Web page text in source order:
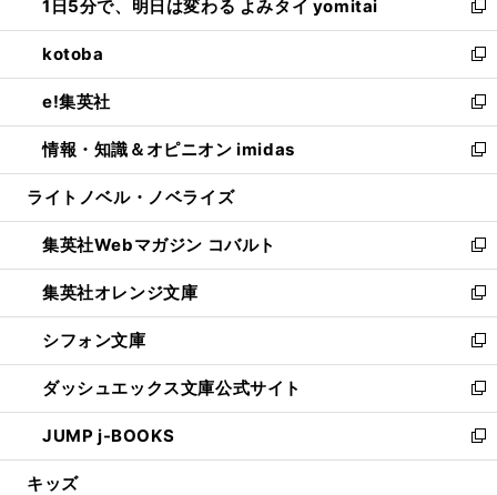
で
開
く
ド
ウ
で
開
く
ィ
ン
ド
ウ
で
開
く
い
ウ
ィ
ン
ド
ウ
で
開
1日5分で、明日は変わる よみタイ yomitai
新
し
い
ウ
ィ
ン
ド
ウ
開
く
kotoba
新
し
い
ウ
ィ
ン
ウ
で
開
く
e!集英社
新
し
い
ウ
ン
ド
ウ
で
開
く
情報・知識＆オピニオン imidas
新
し
ウ
ィ
ン
ド
ウ
で
開
く
ライトノベル・ノベライズ
集英社Webマガジン コバルト
新
し
い
ウ
ィ
ン
ド
ウ
で
開
集英社オレンジ文庫
新
し
い
ウ
ィ
ン
ド
ウ
シフォン文庫
新
し
い
ウ
ィ
ン
ダッシュエックス文庫公式サイト
新
し
い
ウ
JUMP j-BOOKS
新
し
キッズ